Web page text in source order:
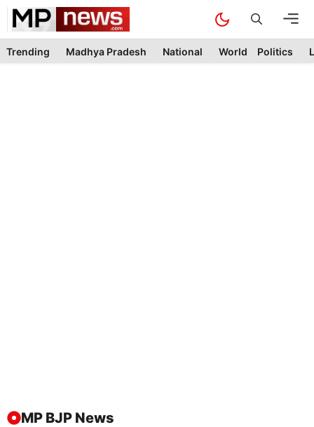
Skip
content
Trending Madhya Pradesh National World Politics
MP BJP News